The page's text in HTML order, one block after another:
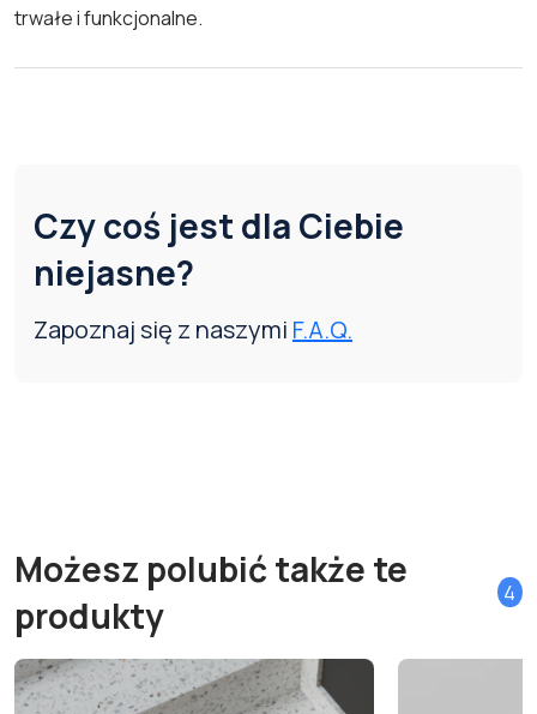
trwałe i funkcjonalne.
Czy coś jest dla Ciebie
niejasne?
Zapoznaj się z naszymi F.A.Q.
Możesz polubić także te
produkty
4